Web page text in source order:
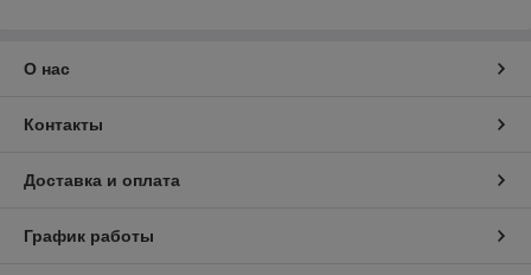
О нас
Контакты
Доставка и оплата
График работы